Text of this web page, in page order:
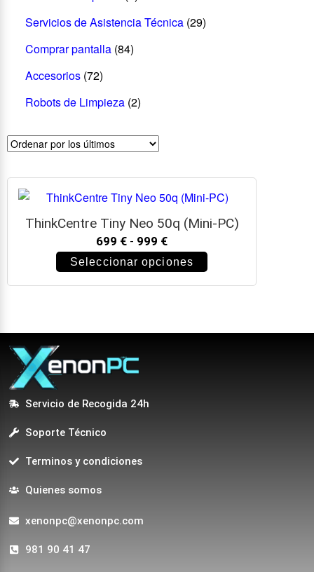
Servicios de Asistencia Técnica (29)
Comprar pantalla (84)
Accesorios (72)
Robots de Limpieza (2)
ThinkCentre Tiny Neo 50q (Mini-PC)
699 € - 999 €
Seleccionar opciones
Servicio de Recogida 24h
Soporte Técnico
Terminos y condiciones
Quienes somos
xenonpc@xenonpc.com
981 90 41 47